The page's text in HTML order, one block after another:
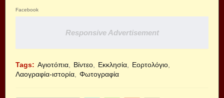
Facebook
Responsive Advertisement
Tags: Αγιοτόπια Βίντεο Εκκλησία
Εορτολόγιο
Λαογραφία-ιστορία
Φωτογραφία